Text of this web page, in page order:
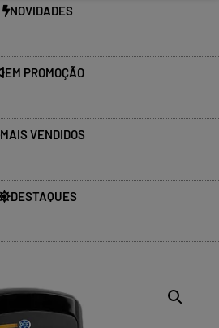
NOVIDADES
EM PROMOÇÃO
MAIS VENDIDOS
DESTAQUES